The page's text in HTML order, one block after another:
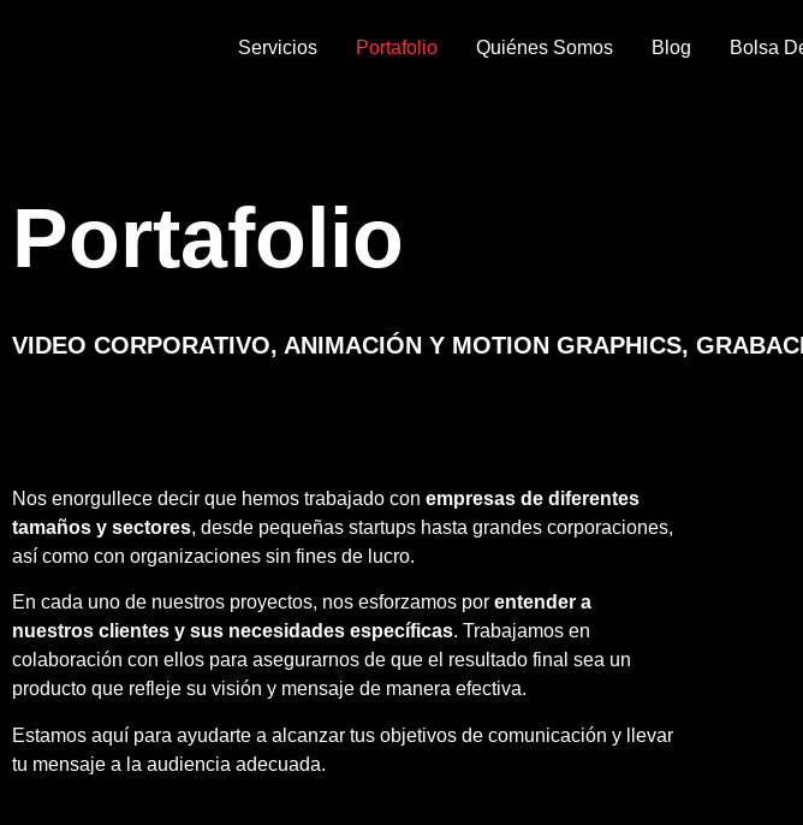
Servicios Portafolio Quiénes Somos Blog Bolsa
Portafolio
VIDEO CORPORATIVO, ANIMACIÓN Y MOTION GRAPHICS,
Nos enorgullece decir que hemos trabajado con empresas de diferentes
tamaños y sectores, desde pequeñas startups hasta grandes corporaciones,
así como con organizaciones sin fines de lucro.
En cada uno de nuestros proyectos, nos esforzamos por entender a
nuestros clientes y sus necesidades específicas. Trabajamos en
colaboración con ellos para asegurarnos de que el resultado final sea un
producto que refleje su visión y mensaje de manera efectiva.
Estamos aquí para ayudarte a alcanzar tus objetivos de comunicación y llevar
tu mensaje a la audiencia adecuada.